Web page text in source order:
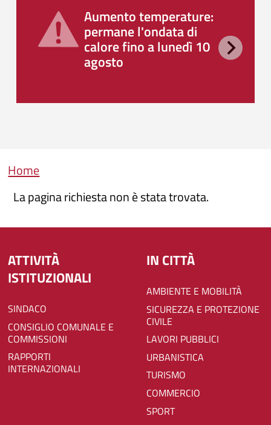
Aumento temperature:
permane l'ondata di
calore fino a lunedì 10
agosto
Briciole di pane
Home
La pagina richiesta non è stata trovata.
ATTIVITÀ
ISTITUZIONALI
SINDACO
CONSIGLIO COMUNALE E
COMMISSIONI
RAPPORTI
INTERNAZIONALI
IN CITTÀ
AMBIENTE E MOBILITÀ
SICUREZZA E PROTEZIONE
CIVILE
LAVORI PUBBLICI
URBANISTICA
TURISMO
COMMERCIO
SPORT